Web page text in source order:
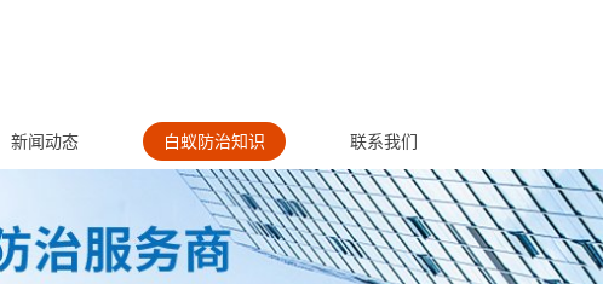
新闻动态 白蚁防治知识 联系我们